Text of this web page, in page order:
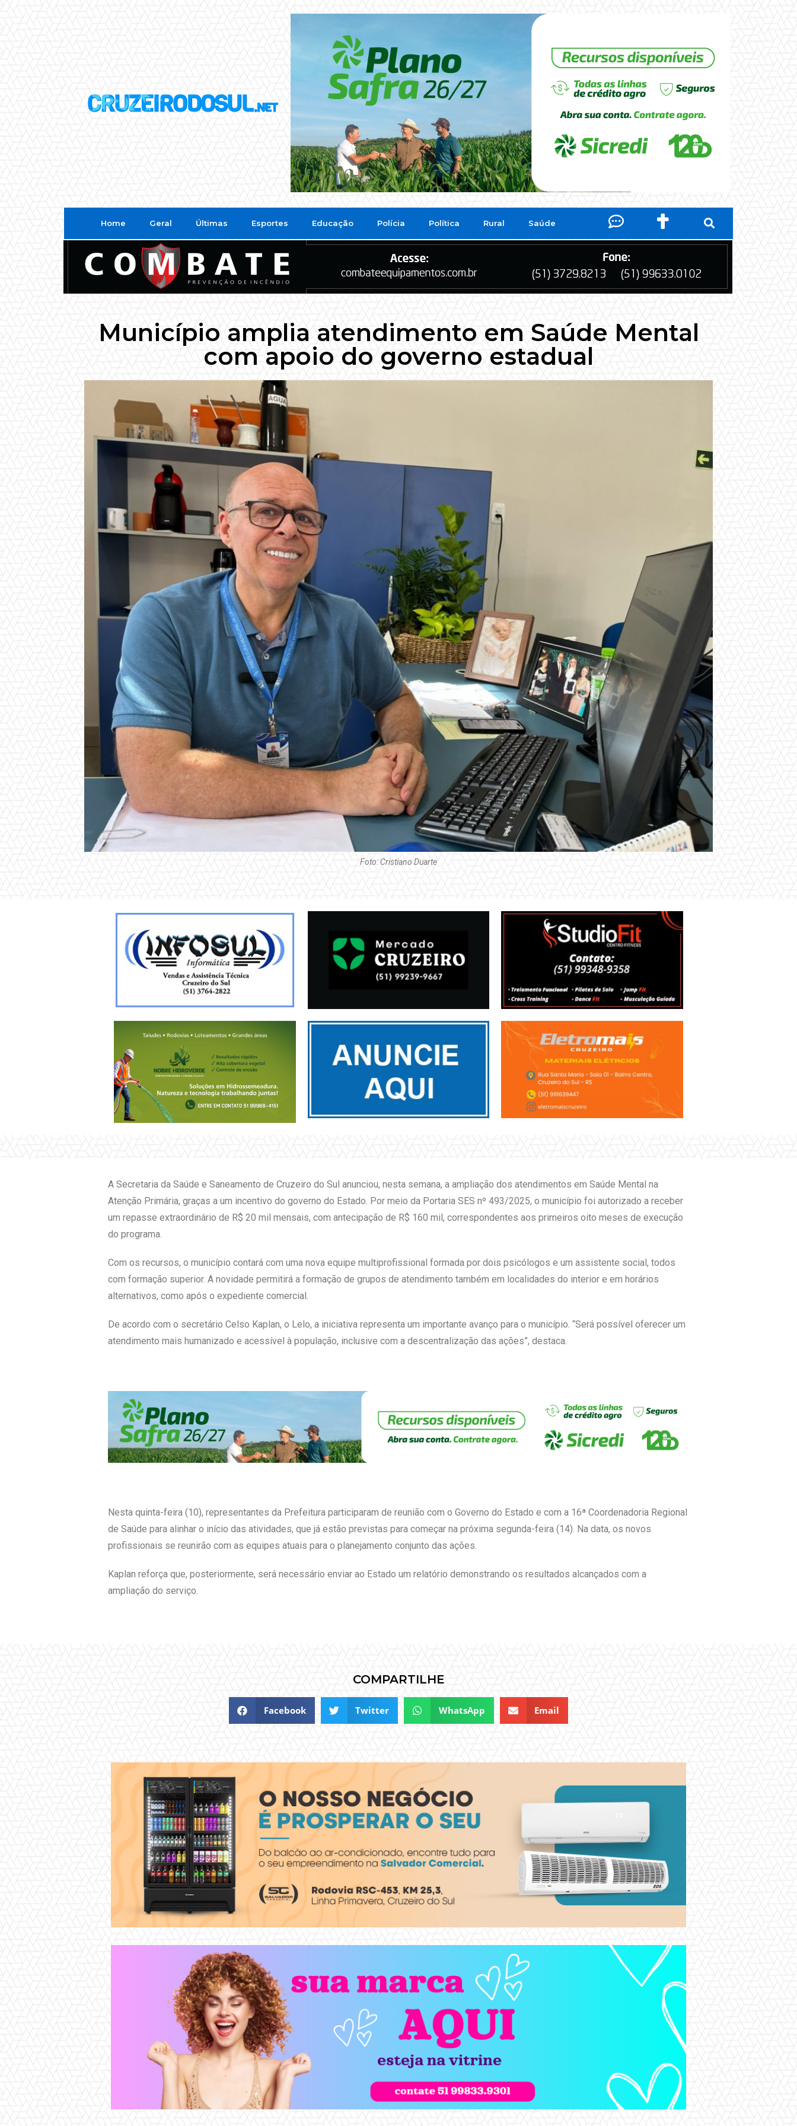
Home Geral Últimas Esportes Educação Polícia Política Rural Saúde
Município amplia atendimento em Saúde Mental
com apoio do governo estadual
Foto: Cristiano Duarte
A Secretaria da Saúde e Saneamento de Cruzeiro do Sul anunciou, nesta semana, a ampliação dos atendimentos em Saúde Mental na
Atenção Primária, graças a um incentivo do governo do Estado. Por meio da Portaria SES nº 493/2025, o município foi autorizado a receber
um repasse extraordinário de R$ 20 mil mensais, com antecipação de R$ 160 mil, correspondentes aos primeiros oito meses de execução
do programa.
Com os recursos, o município contará com uma nova equipe multiprofissional formada por dois psicólogos e um assistente social, todos
com formação superior. A novidade permitirá a formação de grupos de atendimento também em localidades do interior e em horários
alternativos, como após o expediente comercial.
De acordo com o secretário Celso Kaplan, o Lelo, a iniciativa representa um importante avanço para o município. “Será possível oferecer um
atendimento mais humanizado e acessível à população, inclusive com a descentralização das ações”, destaca.
Nesta quinta-feira (10), representantes da Prefeitura participaram de reunião com o Governo do Estado e com a 16ª Coordenadoria Regional
de Saúde para alinhar o início das atividades, que já estão previstas para começar na próxima segunda-feira (14). Na data, os novos
profissionais se reunirão com as equipes atuais para o planejamento conjunto das ações.
Kaplan reforça que, posteriormente, será necessário enviar ao Estado um relatório demonstrando os resultados alcançados com a
ampliação do serviço.
COMPARTILHE
Facebook Twitter WhatsApp Email